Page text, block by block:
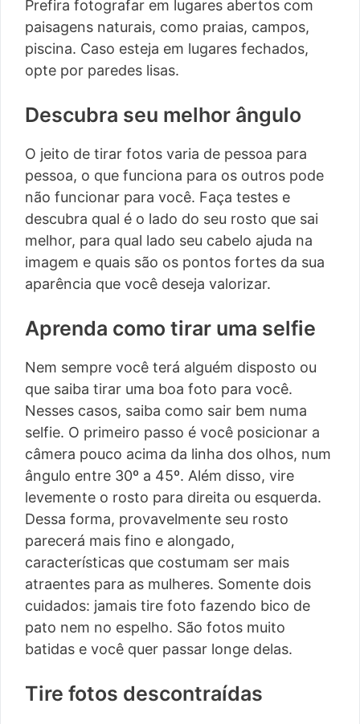
Prefira fotografar em lugares abertos com
paisagens naturais, como praias, campos,
piscina. Caso esteja em lugares fechados,
opte por paredes lisas.
Descubra seu melhor ângulo
O jeito de tirar fotos varia de pessoa para
pessoa, o que funciona para os outros pode
não funcionar para você. Faça testes e
descubra qual é o lado do seu rosto que sai
melhor, para qual lado seu cabelo ajuda na
imagem e quais são os pontos fortes da sua
aparência que você deseja valorizar.
Aprenda como tirar uma selfie
Nem sempre você terá alguém disposto ou
que saiba tirar uma boa foto para você.
Nesses casos, saiba como sair bem numa
selfie. O primeiro passo é você posicionar a
câmera pouco acima da linha dos olhos, num
ângulo entre 30º a 45º. Além disso, vire
levemente o rosto para direita ou esquerda.
Dessa forma, provavelmente seu rosto
parecerá mais fino e alongado,
características que costumam ser mais
atraentes para as mulheres. Somente dois
cuidados: jamais tire foto fazendo bico de
pato nem no espelho. São fotos muito
batidas e você quer passar longe delas.
Tire fotos descontraídas